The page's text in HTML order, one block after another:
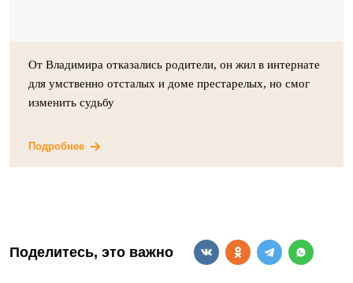
От Владимира отказались родители, он жил в интернате
для умственно отсталых и доме престарелых, но смог
изменить судьбу
Подробнее
Поделитесь, это важно